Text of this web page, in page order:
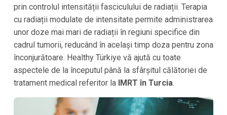
prin controlul intensității fasciculului de radiații. Terapia
cu radiații modulate de intensitate permite administrarea
unor doze mai mari de radiații în regiuni specifice din
cadrul tumorii, reducând în același timp doza pentru zona
înconjurătoare. Healthy Türkiye vă ajută cu toate
aspectele de la începutul până la sfârșitul călătoriei de
tratament medical referitor la IMRT în Turcia.